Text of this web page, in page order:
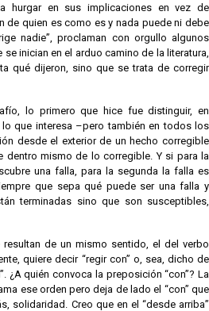
hurgar en sus implicaciones en vez de
de quien es como es y nada puede ni debe
nadie”, proclaman con orgullo algunos
inician en el arduo camino de la literatura,
qué dijeron, sino que se trata de corregir
lo primero que hice fue distinguir, en
que interesa –pero también en todos los
desde el exterior de un hecho corregible
dentro mismo de lo corregible. Y si para la
una falla, para la segunda la falla es
que sepa qué puede ser una falla y
terminadas sino que son susceptibles,
de un mismo sentido, el del verbo
quiere decir “regir con” o, sea, dicho de
¿A quién convoca la preposición “con”? La
ese orden pero deja de lado el “con” que
solidaridad. Creo que en el “desde arriba”